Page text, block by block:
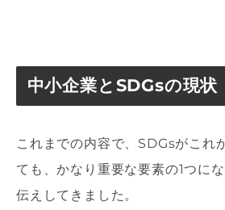
中小企業とSDGsの現状
これまでの内容で、SDGsがこれ
ても、かなり重要な要素の1つに
伝えしてきました。